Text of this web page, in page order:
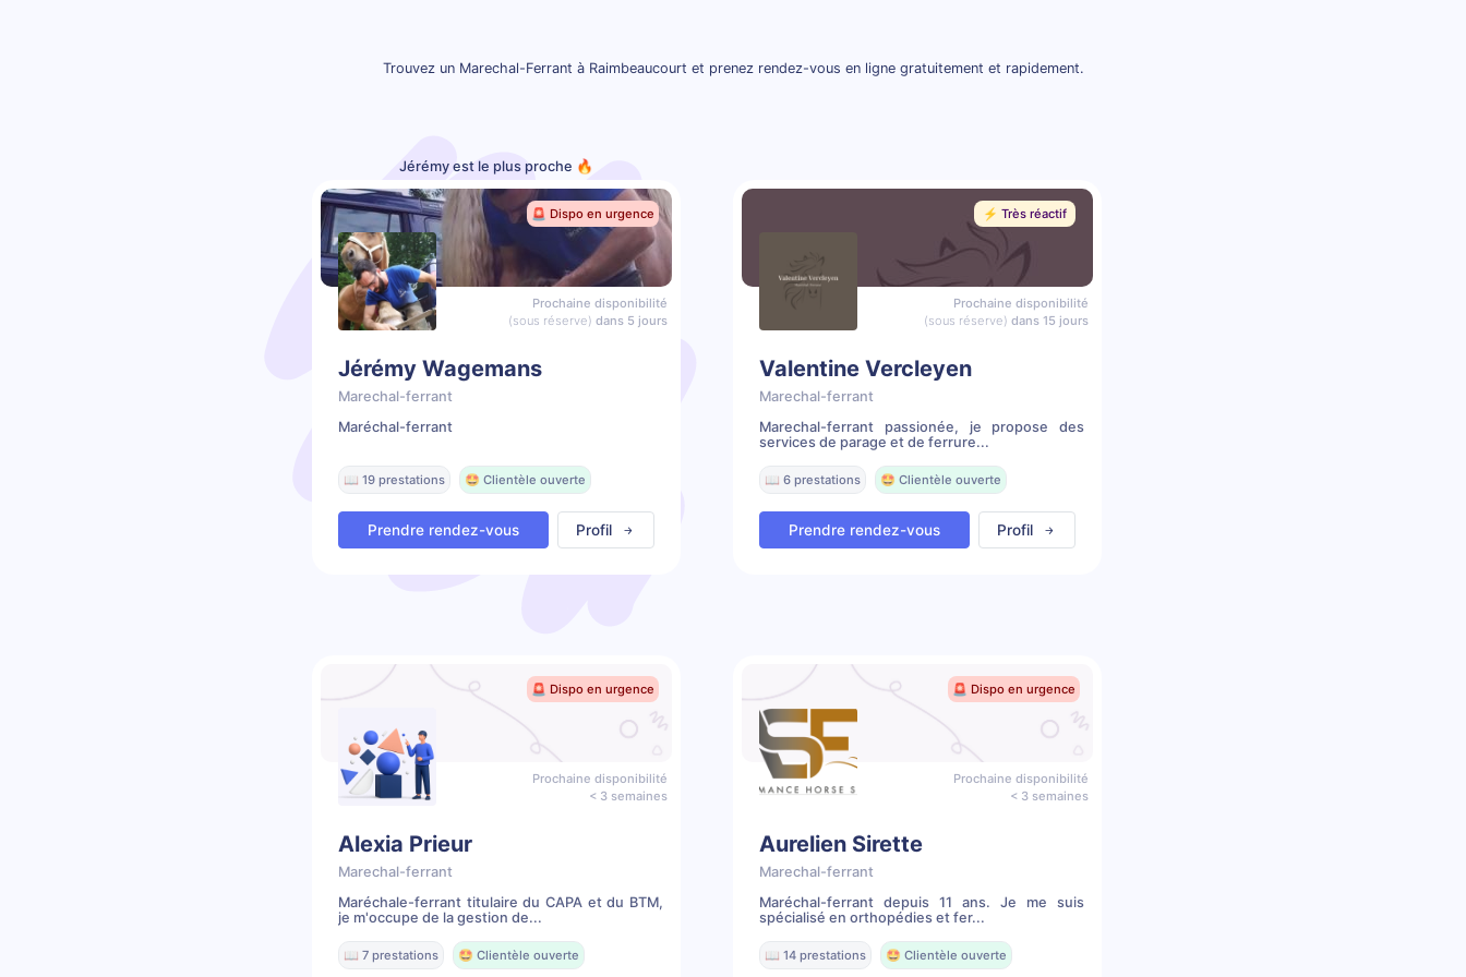
Trouvez un Marechal-Ferrant à Raimbeaucourt et prenez rendez-vous en ligne gratuitement et rapidement.
Jérémy est le plus proche 🔥
🚨 Dispo en urgence
Prochaine disponibilité
(sous réserve) dans 5 jours
Jérémy Wagemans
Marechal-ferrant
Maréchal-ferrant
📖 19 prestations 🤩 Clientèle ouverte
Prendre rendez-vous Profil
⚡️ Très réactif
Prochaine disponibilité
(sous réserve) dans 15 jours
Valentine Vercleyen
Marechal-ferrant
Marechal-ferrant passionée, je propose des
services de parage et de ferrure...
📖 6 prestations 🤩 Clientèle ouverte
Prendre rendez-vous Profil
🚨 Dispo en urgence
Prochaine disponibilité
< 3 semaines
Alexia Prieur
Marechal-ferrant
Maréchale-ferrant titulaire du CAPA et du BTM,
je m'occupe de la gestion de...
📖 7 prestations 🤩 Clientèle ouverte
🚨 Dispo en urgence
Prochaine disponibilité
< 3 semaines
Aurelien Sirette
Marechal-ferrant
Maréchal-ferrant depuis 11 ans. Je me suis
spécialisé en orthopédies et fer...
📖 14 prestations 🤩 Clientèle ouverte